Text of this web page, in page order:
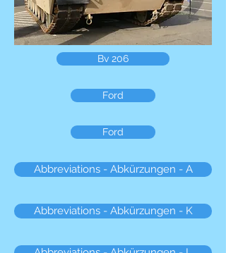
Bv 206
Ford
Ford
Abbreviations - Abkürzungen - A
Abbreviations - Abkürzungen - K